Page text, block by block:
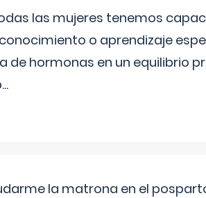
las mujeres tenemos
o aprendizaje
de hormonas en un equilibrio
...
la matrona en el